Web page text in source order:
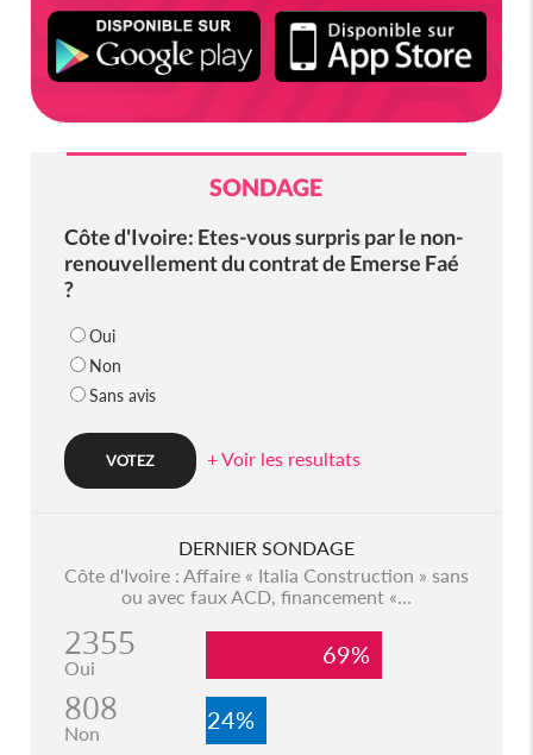
SONDAGE
Côte d'Ivoire: Etes-vous surpris par le non-
renouvellement du contrat de Emerse Faé
?
Oui
Non
Sans avis
+ Voir les resultats
DERNIER SONDAGE
Côte d'Ivoire : Affaire « Italia Construction » sans
ou avec faux ACD, financement «...
2355
Oui 69%
808
Non 24%